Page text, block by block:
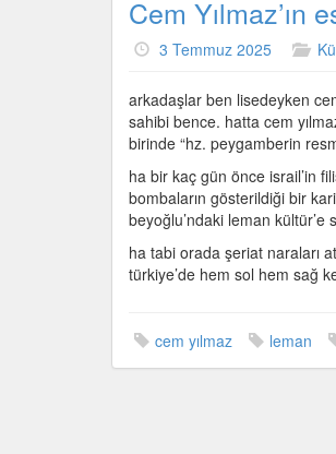
Cem Yılmaz’ın
3 Temmuz 2025
arkadaşlar ben lisedeyken
sahibi bence. hatta cem
birinde “hz. peygamberin
ha bir kaç gün önce israil’in
bombaların gösterildiği bir
beyoğlu’ndaki leman kültür’e
ha tabi orada şeriat naraları
türkiye’de hem sol hem sağ
cem yılmaz leman